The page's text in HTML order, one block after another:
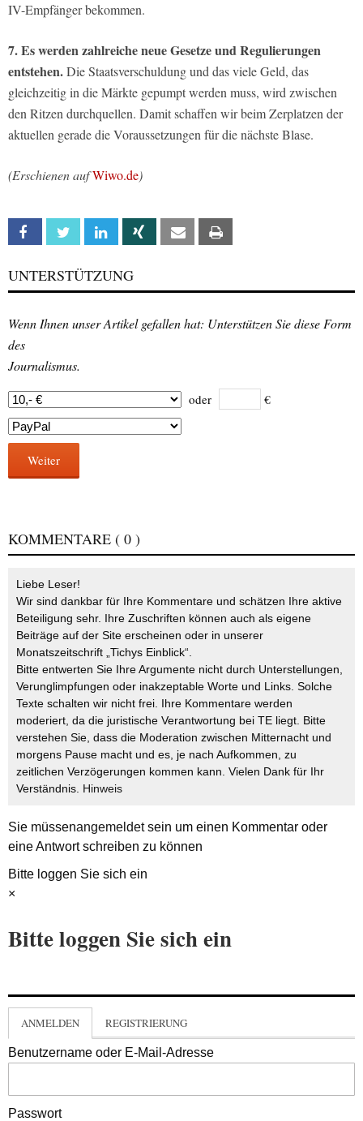
IV-Empfänger bekommen.
7. Es werden zahlreiche neue Gesetze und Regulierungen
entstehen.Die Staatsverschuldung und das viele Geld, das
gleichzeitig in die Märkte gepumpt werden muss, wird zwischen
den Ritzen durchquellen. Damit schaffen wir beim Zerplatzen der
aktuellen gerade die Voraussetzungen für die nächste Blase.
(Erschienen aufWiwo.de)
Facebook Twitter Linkedin Xing Email
UNTERSTÜTZUNG
Wenn Ihnen unser Artikel gefallen hat: Unterstützen Sie diese Form
des
Journalismus.
oder €
Weiter
KOMMENTARE ( 0 )
Liebe Leser!
Wir sind dankbar für Ihre Kommentare und schätzen Ihre aktive
Beteiligung sehr. Ihre Zuschriften können auch als eigene
Beiträge auf der Site erscheinen oder in unserer
Monatszeitschrift „Tichys Einblick“.
Bitte entwerten Sie Ihre Argumente nicht durch Unterstellungen,
Verunglimpfungen oder inakzeptable Worte und Links. Solche
Texte schalten wir nicht frei. Ihre Kommentare werden
moderiert, da die juristische Verantwortung bei TE liegt. Bitte
verstehen Sie, dass die Moderation zwischen Mitternacht und
morgens Pause macht und es, je nach Aufkommen, zu
zeitlichen Verzögerungen kommen kann. Vielen Dank für Ihr
Verständnis. Hinweis
Sie müssenangemeldetsein um einen Kommentar oder
eine Antwort schreiben zu können
Bitte loggen Sie sich ein
×
Bitte loggen Sie sich ein
ANMELDEN REGISTRIERUNG
Benutzername oder E-Mail-Adresse
Passwort